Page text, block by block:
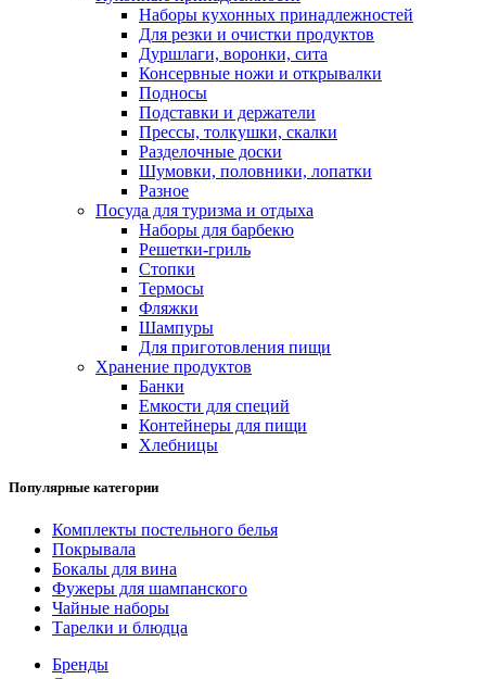
Наборы кухонных принадлежностей
Для резки и очистки продуктов
Дуршлаги, воронки, сита
Консервные ножи и открывалки
Подносы
Подставки и держатели
Прессы, толкушки, скалки
Разделочные доски
Шумовки, половники, лопатки
Разное
Посуда для туризма и отдыха
Наборы для барбекю
Решетки-гриль
Стопки
Термосы
Фляжки
Шампуры
Для приготовления пищи
Хранение продуктов
Банки
Емкости для специй
Контейнеры для пищи
Хлебницы
Популярные категории
Комплекты постельного белья
Покрывала
Бокалы для вина
Фужеры для шампанского
Чайные наборы
Тарелки и блюдца
Бренды